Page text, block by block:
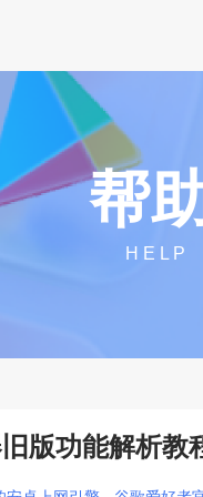
帮
H E L P
版功能解析教